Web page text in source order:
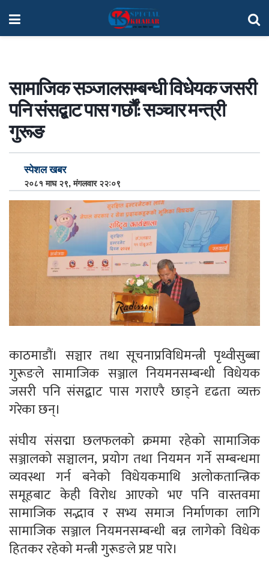
सामाजिक सञ्जालसम्बन्धी विधेयक जसरी
पनि संसद्बाट पास गर्छौं: सञ्चार मन्त्री
गुरूङ
स्पेशल खबर
२०८१ माघ २९, मंगलवार २२:०९
काठमाडौं। सञ्चार तथा सूचनाप्रविधिमन्त्री पृथ्वीसुब्बा
गुरूङले सामाजिक सञ्जाल नियमनसम्बन्धी विधेयक
जसरी पनि संसद्बाट पास गराएरै छाड्ने दृढता व्यक्त
गरेका छन्।
संघीय संसद्मा छलफलको क्रममा रहेको सामाजिक
सञ्जालको सञ्चालन, प्रयोग तथा नियमन गर्ने सम्बन्धमा
व्यवस्था गर्न बनेको विधेयकमाथि अलोकतान्त्रिक
समूहबाट केही विरोध आएको भए पनि वास्तवमा
सामाजिक सद्भाव र सभ्य समाज निर्माणका लागि
सामाजिक सञ्जाल नियमनसम्बन्धी बन्न लागेको विधेक
हितकर रहेको मन्त्री गुरूङले प्रष्ट पारे।